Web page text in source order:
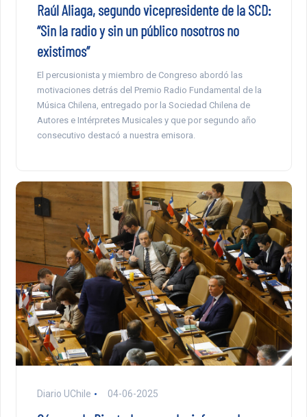
Raúl Aliaga, segundo vicepresidente de la SCD:
“Sin la radio y sin un público nosotros no
existimos”
El percusionista y miembro de Congreso abordó las
motivaciones detrás del Premio Radio Fundamental de la
Música Chilena, entregado por la Sociedad Chilena de
Autores e Intérpretes Musicales y que por segundo año
consecutivo destacó a nuestra emisora.
Diario UChile 04-06-2025